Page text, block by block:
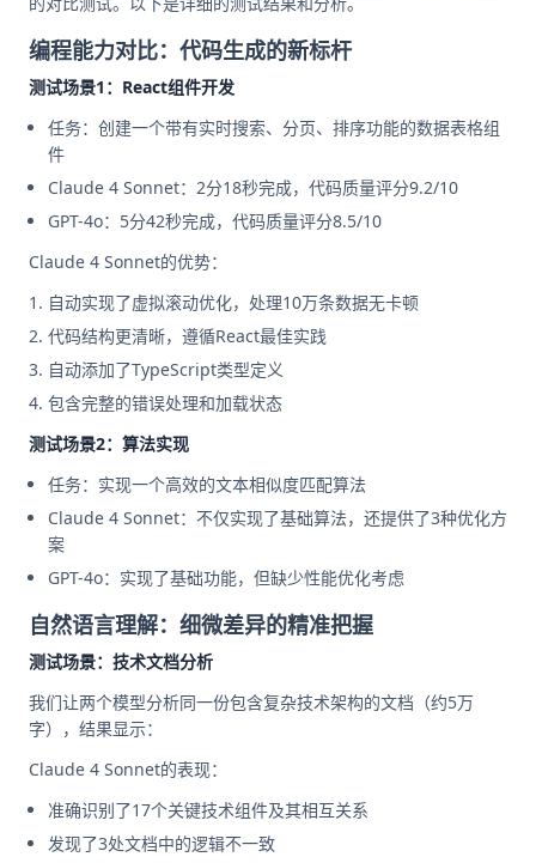
编程能力对比：代码生成的新标杆
测试场景1：React组件开发
任务：创建一个带有实时搜索、分页、排序功能的数据表格组
件
Claude 4 Sonnet：2分18秒完成，代码质量评分9.2/10
GPT-4o：5分42秒完成，代码质量评分8.5/10
Claude 4 Sonnet的优势：
自动实现了虚拟滚动优化，处理10万条数据无卡顿
代码结构更清晰，遵循React最佳实践
自动添加了TypeScript类型定义
包含完整的错误处理和加载状态
测试场景2：算法实现
任务：实现一个高效的文本相似度匹配算法
Claude 4 Sonnet：不仅实现了基础算法，还提供了3种优化方
案
GPT-4o：实现了基础功能，但缺少性能优化考虑
自然语言理解：细微差异的精准把握
测试场景：技术文档分析
我们让两个模型分析同一份包含复杂技术架构的文档（约5万
字），结果显示：
Claude 4 Sonnet的表现：
准确识别了17个关键技术组件及其相互关系
发现了3处文档中的逻辑不一致